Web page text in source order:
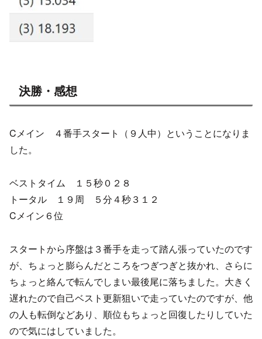
決勝・感想
Cメイン ４番手スタート（９人中）ということになりま
した。
ベストタイム １５秒０２８
トータル １９周 ５分４秒３１２
Cメイン６位
スタートから序盤は３番手を走って踏ん張っていたのです
が、ちょっと膨らんだところをつぎつぎと抜かれ、さらに
ちょっと絡んで転んでしまい最後尾に落ちました。大きく
遅れたので自己ベスト更新狙いで走っていたのですが、他
の人も転倒などあり、順位もちょっと回復したりしていた
ので気にはしていました。